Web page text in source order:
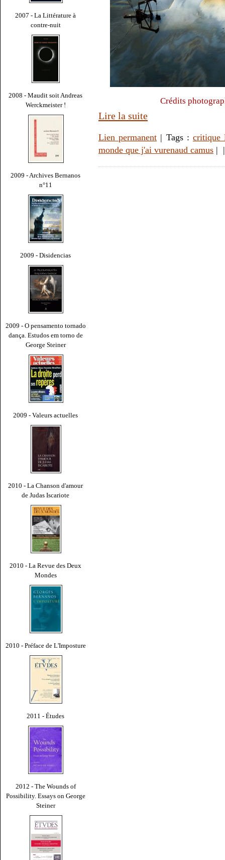
2007 - La Littérature à
contre-nuit
2008 - Maudit soit Andreas
Werckmeister !
2009 - Archives Bernanos
n°11
2009 - Disidencias
2009 - O pensamento tornado
dança. Estudos em torno de
George Steiner
2009 - Valeurs actuelles
2010 - La Chanson d'amour
de Judas Iscariote
2010 - La Revue des Deux
Mondes
2010 - Préface de L'Imposture
2011 - Études
2012 - The Wounds of
Possibility. Essays on George
Steiner
Crédits
Lire la suite
Lien permanent | Tags : critique
monde que j'ai vurenaud camus |